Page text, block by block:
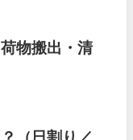
物搬出・清
（日割り／